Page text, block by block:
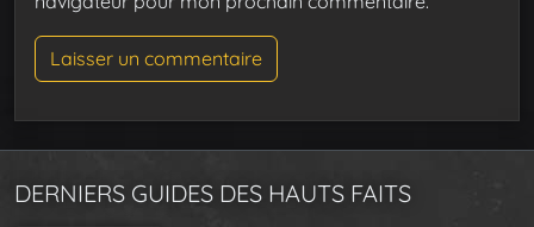
DERNIERS GUIDES DES HAUTS FAITS